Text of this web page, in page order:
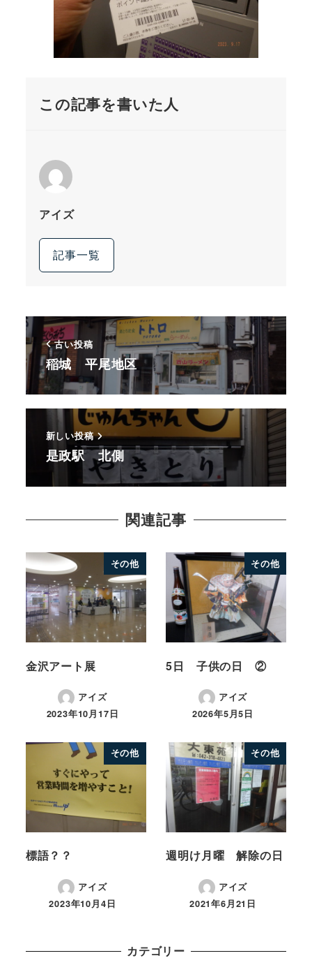
この記事を書いた人
アイズ
記事一覧
古い投稿
稲城 平尾地区
新しい投稿
是政駅 北側
関連記事
その他
金沢アート展
アイズ
2023年10月17日
その他
5日 子供の日 ②
アイズ
2026年5月5日
その他
標語？？
アイズ
2023年10月4日
その他
週明け月曜 解除の日
アイズ
2021年6月21日
カテゴリー